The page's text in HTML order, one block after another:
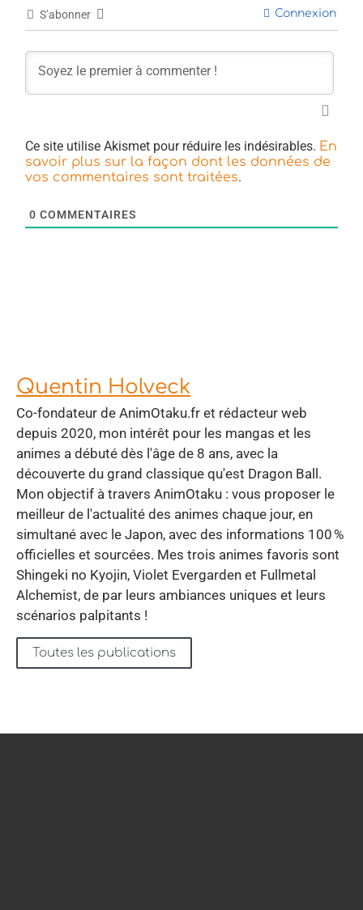
S’abonner Connexion
Ce site utilise Akismet pour réduire les indésirables. En
savoir plus sur la façon dont les données de
vos commentaires sont traitées.
0 COMMENTAIRES
Quentin Holveck
Co-fondateur de AnimOtaku.fr et rédacteur web
depuis 2020, mon intérêt pour les mangas et les
animes a débuté dès l'âge de 8 ans, avec la
découverte du grand classique qu'est Dragon Ball.
Mon objectif à travers AnimOtaku : vous proposer le
meilleur de l'actualité des animes chaque jour, en
simultané avec le Japon, avec des informations 100 %
officielles et sourcées. Mes trois animes favoris sont
Shingeki no Kyojin, Violet Evergarden et Fullmetal
Alchemist, de par leurs ambiances uniques et leurs
scénarios palpitants !
Toutes les publications